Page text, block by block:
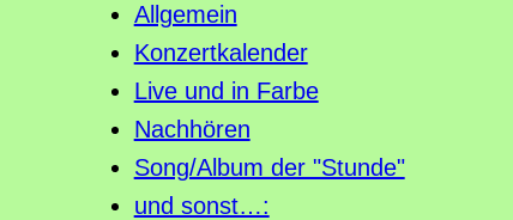
Allgemein
Konzertkalender
Live und in Farbe
Nachhören
Song/Album der "Stunde"
und sonst…: